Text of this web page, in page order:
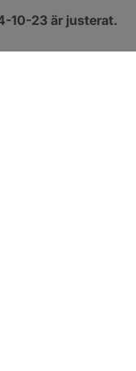
10-23 är justerat.
i nytt fönster.